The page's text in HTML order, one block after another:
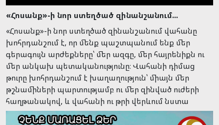
«Հոսանք»-ի նոր ստեղծած զինանշանում...
«Հոսանք»-ի նոր ստեղծած զինանշանում վահանը
խոհրդանշում է, որ մենք պաշտպանում ենք մեր
գերագույն արժեքները՝ մեր ազգը, մեր հայրենիքն ու
մեր անկախ պետականությունը։ Վահանի դիմաց
թուրը խոհրդանշում է խաղաղություն՝ միայն մեր
թշնամիների պարտությամբ ու մեր զինված ուժերի
հաղթանակով, և վահանի ու թրի վերևում նստա